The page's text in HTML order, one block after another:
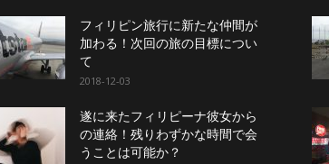
フィリピン旅行に新たな仲間が
加わる！次回の旅の目標につい
て
2018-12-03
遂に来たフィリピーナ彼女から
の連絡！残りわずかな時間で会
うことは可能か？